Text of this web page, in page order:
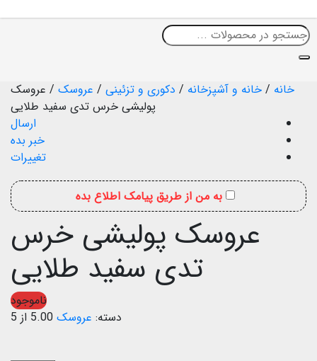
خانه / خانه و آشپزخانه / دکوری و تزئینی / عروسک / عروسک
پولیشی خرس تدی سفید طلایی
ارسال
خبر بده
تغییرات
به من از طریق پیامک اطلاع بده
عروسک پولیشی خرس
تدی سفید طلایی
ناموجود
دسته: عروسک 5.00 از 5